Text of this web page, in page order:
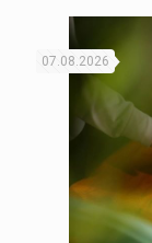
07.08.2026